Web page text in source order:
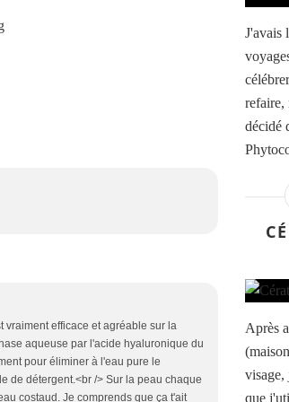
vraiment efficace et agréable sur la
aqueuse par l'acide hyaluronique du
pour éliminer à l'eau pure le
de détergent.<br /> Sur la peau chaque
costaud. Je comprends que ça t'ait
J'avais
refaire,
décidé
Après
que